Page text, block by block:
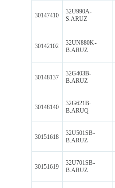
30147410
32U990A-
S.ARUZ
30142102
32UN880K-
B.ARUZ
30148137
32G403B-
B.ARUZ
30148140
32G621B-
B.ARUQ
30151618
32U501SB-
B.ARUZ
30151619
32U701SB-
B.ARUZ